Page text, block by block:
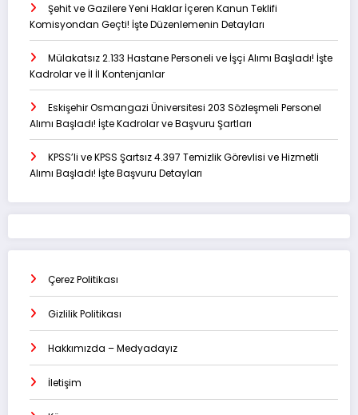
Şehit ve Gazilere Yeni Haklar İçeren Kanun Teklifi
Komisyondan Geçti! İşte Düzenlemenin Detayları
Mülakatsız 2.133 Hastane Personeli ve İşçi Alımı Başladı! İşte
Kadrolar ve İl İl Kontenjanlar
Eskişehir Osmangazi Üniversitesi 203 Sözleşmeli Personel
Alımı Başladı! İşte Kadrolar ve Başvuru Şartları
KPSS’li ve KPSS Şartsız 4.397 Temizlik Görevlisi ve Hizmetli
Alımı Başladı! İşte Başvuru Detayları
Çerez Politikası
Gizlilik Politikası
Hakkımızda – Medyadayız
İletişim